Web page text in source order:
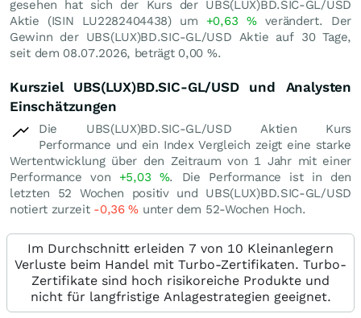
gesehen hat sich der Kurs der UBS(LUX)BD.SIC-GL/USD
Aktie (ISIN LU2282404438) um +0,63 %verändert. Der
Gewinn der UBS(LUX)BD.SIC-GL/USD Aktie auf 30 Tage,
seit dem 08.07.2026, beträgt 0,00 %.
Kursziel UBS(LUX)BD.SIC-GL/USD und Analysten
Einschätzungen
Die UBS(LUX)BD.SIC-GL/USD Aktien Kurs
Performance und ein Index Vergleich zeigt eine starke
Wertentwicklung über den Zeitraum von 1 Jahr mit einer
Performance von +5,03 %. Die Performance ist in den
letzten 52 Wochen positiv und UBS(LUX)BD.SIC-GL/USD
notiert zurzeit -0,36% unter dem 52-Wochen Hoch.
Im Durchschnitt erleiden 7 von 10 Kleinanlegern
Verluste beim Handel mit Turbo-Zertifikaten. Turbo-
Zertifikate sind hoch risikoreiche Produkte und
nicht für langfristige Anlagestrategien geeignet.